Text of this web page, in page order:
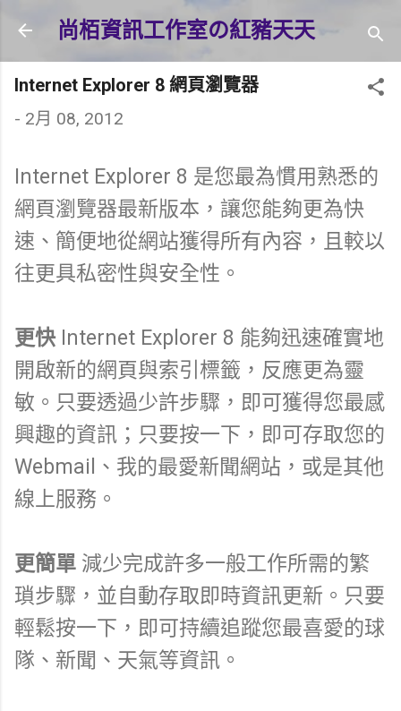
跳到主要內容
尚栢資訊工作室の紅豬天天
Internet Explorer 8 網頁瀏覽器
- 2月 08, 2012
Internet Explorer 8 是您最為慣用熟悉的
網頁瀏覽器最新版本，讓您能夠更為快
速、簡便地從網站獲得所有內容，且較以
往更具私密性與安全性。
更快 Internet Explorer 8 能夠迅速確實地
開啟新的網頁與索引標籤，反應更為靈
敏。只要透過少許步驟，即可獲得您最感
興趣的資訊；只要按一下，即可存取您的
Webmail、我的最愛新聞網站，或是其他
線上服務。
更簡單 減少完成許多一般工作所需的繁
瑣步驟，並自動存取即時資訊更新。只要
輕鬆按一下，即可持續追蹤您最喜愛的球
隊、新聞、天氣等資訊。